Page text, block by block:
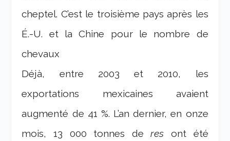
cheptel. C’est le troisième pays après les
É.-U. et la Chine pour le nombre de
chevaux
Déjà, entre 2003 et 2010, les
exportations mexicaines avaient
augmenté de 41 %. L’an dernier, en onze
mois, 13 000 tonnes deres ont été